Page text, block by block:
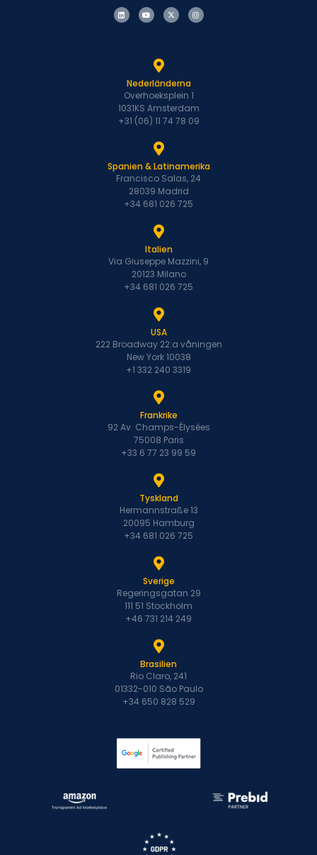
Nederländerna
Overhoeksplein 1
1031KS Amsterdam
+31 (06) 11 74 78 09
Spanien & Latinamerika
Francisco Salas, 24
28039 Madrid
+34 681 026 725
Italien
Via Giuseppe Mazzini, 9
20123 Milano
+34 681 026 725
USA
222 Broadway 22:a våningen
New York 10038
+1 332 240 3319
Frankrike
92 Av. Champs-Élysées
75008 Paris
+33 6 77 23 99 59
Tyskland
Hermannstraße 13
20095 Hamburg
+34 681 026 725
Sverige
Regeringsgatan 29
111 51 Stockholm
+46 731 214 249
Brasilien
Rio Claro, 241
01332-010 São Paulo
+34 650 828 529